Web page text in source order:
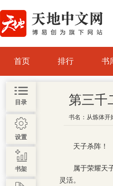
首页 排行 书
目录
设置
书架
第三千
书名： 从炼体开
天子杀阵！
属于荣耀天
灵活。